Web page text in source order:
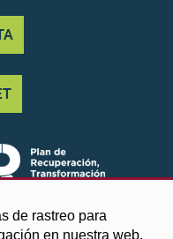
de rastreo para
en nuestra web,